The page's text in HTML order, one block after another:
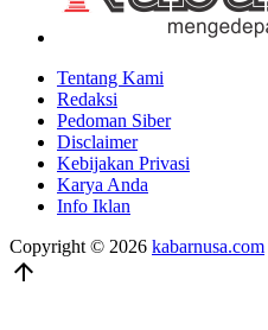
Tentang Kami
Redaksi
Pedoman Siber
Disclaimer
Kebijakan Privasi
Karya Anda
Info Iklan
Copyright © 2026 kabarnusa.com
arrow_upward